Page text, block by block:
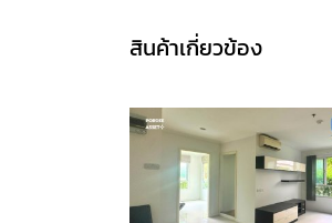
สินค้าเกี่ยวข้อง